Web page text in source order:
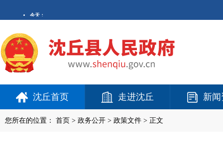
沈丘首页 走进沈丘 新
您所在的位置： 首页 > 政务公开 > 政策文件 > 正文